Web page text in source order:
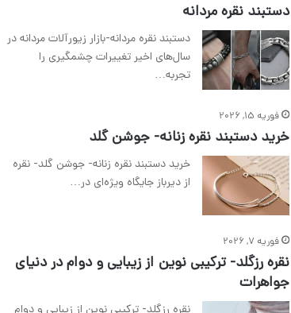
دستبند نقره مردانه
دستبند نقره مردانه-بازار زیورآلات مردانه در
سال‌های اخیر تغییرات چشمگیری را
تجربه…
فوریه 15, 2026
خرید دستبند نقره زنانه- جوشن گلد
خرید دستبند نقره زنانه- جوشن گلد- نقره
از دیرباز جایگاه ویژه‌ای در…
فوریه 7, 2026
نقره رزگلد- ترکیبی نوین از زیبایی و دوام در دنیای
جواهرات